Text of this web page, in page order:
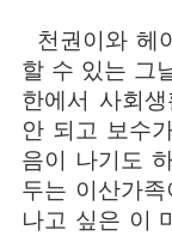
천권이와 헤
할 수 있는 그
한에서 사회
안 되고 보수
음이 나기도
두는 이산가
나고 싶은 이